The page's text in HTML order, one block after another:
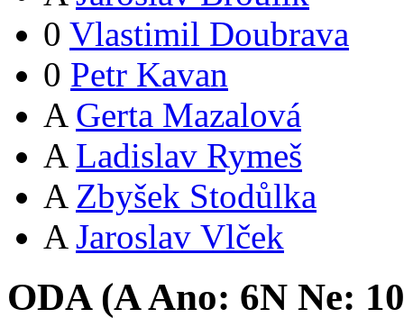
0 Vlastimil Doubrava
0 Petr Kavan
A Gerta Mazalová
A Ladislav Rymeš
A Zbyšek Stodůlka
A Jaroslav Vlček
ODA (AAno: 6N Ne: 10